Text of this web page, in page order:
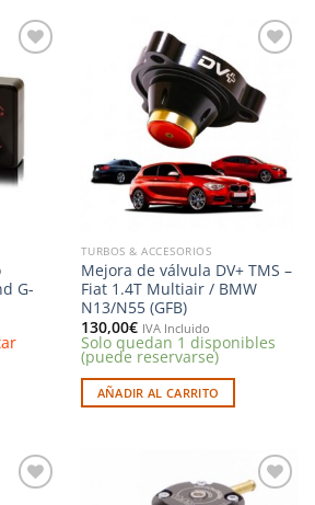
a la
G-
a la
lista de
deseos
TURBOS & ACCESORIOS
Mejora de válvula DV+ TMS –
Fiat 1.4T Multiair / BMW
N13/N55 (GFB)
130,00€ IVA Incluido
Solo quedan 1 disponibles
(puede reservarse)
AÑADIR AL CARRITO